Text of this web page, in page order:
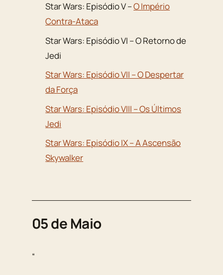
Star Wars: Episódio V –O Império
Contra-Ataca
Star Wars: Episódio VI – O Retorno de
Jedi
Star Wars: Episódio VII – O Despertar
da Força
Star Wars: Episódio VIII – Os Últimos
Jedi
Star Wars: Episódio IX – A Ascensão
Skywalker
05 de Maio
“